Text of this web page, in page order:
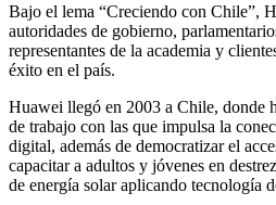
Bajo el lema “Creciendo con Chile”,
autoridades de gobierno,
representantes de la academia y
éxito en el país.
Huawei llegó en 2003 a Chile, donde
de trabajo con las que impulsa la
digital, además de democratizar el
capacitar a adultos y jóvenes en
de energía solar aplicando tecnología